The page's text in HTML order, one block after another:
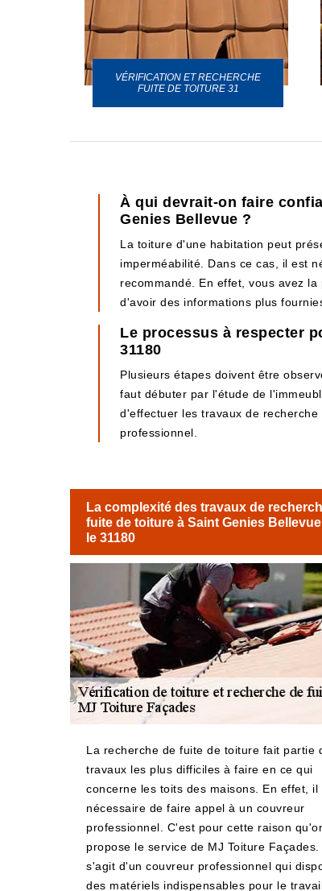
VÉRIFICATION ET RECHERCHE
FUITE DE TOITURE 31
À qui devrait-on faire
Genies Bellevue ?
La toiture d'une habitation peut
imperméabilité. Dans ce cas, il est
recommandé. En effet, vous avez
d'avoir des informations plus
Le processus à respecter
31180
Plusieurs étapes doivent être
faut débuter par l'étude de
d'effectuer les travaux de
professionnel.
La complexité des travaux de
fuite de toiture à Saint Genies
le 31180
La recherche de fuite de toiture fait partie
travaux les plus difficiles à faire en ce qui
concerne les toits des maisons. En effet, il
nécessaire de faire appel à un couvreur
professionnel. C'est pour cette raison
propose le service de MJ Toiture Façades.
s'agit d'un couvreur professionnel qui
des matériels indispensables pour le